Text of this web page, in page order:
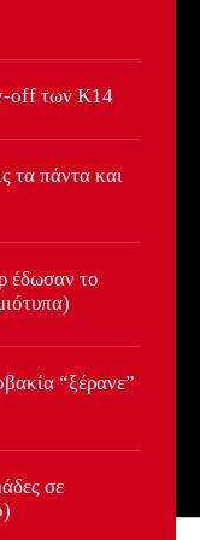
τα highlights της
να αρνηθώ τη
ξεπεράσω τα
Η απονομή των
Κυπέλλου ΕΠΣ
off των Κ14
τα πάντα και
έδωσαν το
“ξέρανε”
σε